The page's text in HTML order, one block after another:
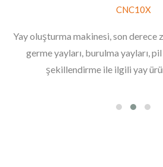
CNC10X
Yay oluşturma makinesi, son derece
germe yayları, burulma yayları,
şekillendirme ile ilgili yay